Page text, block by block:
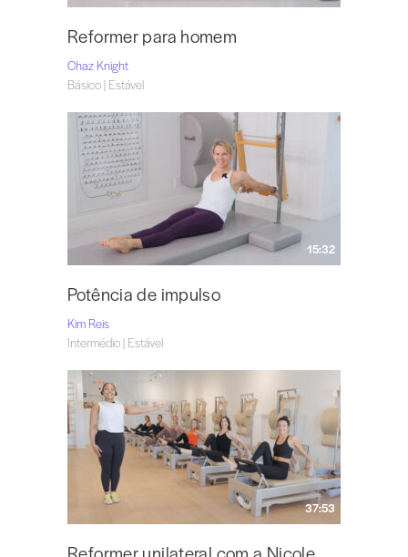
Reformer para homem
Chaz Knight
Básico | Estável
15:32
Potência de impulso
Kim Reis
Intermédio | Estável
37:53